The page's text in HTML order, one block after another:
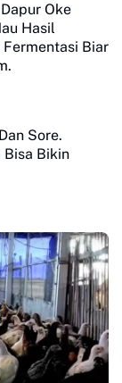
Oke
Hasil
Biar
Sore.
Bisa Bikin